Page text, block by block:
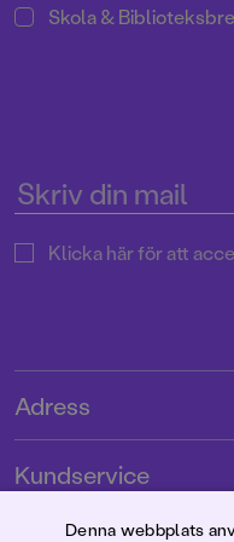
Skola &
Klicka här för att
Adress
Kundservice
Kontakta oss
Denna webbplats